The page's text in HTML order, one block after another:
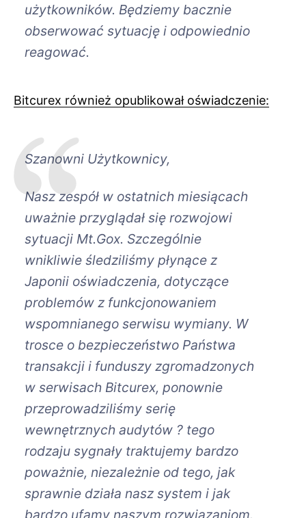
użytkowników. Będziemy bacznie
obserwować sytuację i odpowiednio
reagować.
Bitcurex również opublikował oświadczenie:
Szanowni Użytkownicy,
Nasz zespół w ostatnich miesiącach
uważnie przyglądał się rozwojowi
sytuacji Mt.Gox. Szczególnie
wnikliwie śledziliśmy płynące z
Japonii oświadczenia, dotyczące
problemów z funkcjonowaniem
wspomnianego serwisu wymiany. W
trosce o bezpieczeństwo Państwa
transakcji i funduszy zgromadzonych
w serwisach Bitcurex, ponownie
przeprowadziliśmy serię
wewnętrznych audytów ? tego
rodzaju sygnały traktujemy bardzo
poważnie, niezależnie od tego, jak
sprawnie działa nasz system i jak
bardzo ufamy naszym rozwiązaniom.